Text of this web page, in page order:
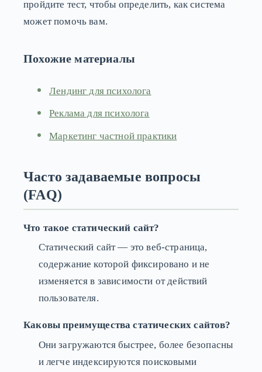
пройдите тест, чтобы определить, как система
может помочь вам.
Похожие материалы
Лендинг для психолога
Реклама для психолога
Маркетинг частной практики
Часто задаваемые вопросы
(FAQ)
Что такое статический сайт?
Статический сайт — это веб-страница,
содержание которой фиксировано и не
изменяется в зависимости от действий
пользователя.
Каковы преимущества статических сайтов?
Они загружаются быстрее, более безопасны
и легче индексируются поисковыми